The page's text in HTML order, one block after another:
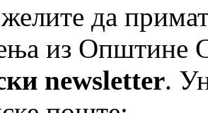
да
из Општине
newsletter.